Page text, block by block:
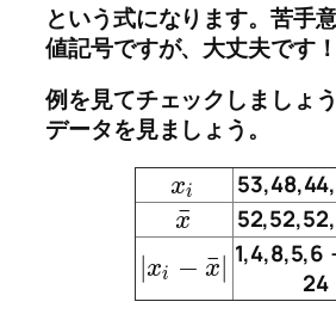
という式になります。苦手
値記号ですが、大丈夫です！
例を見てチェックしましょ
データを見ましょう。
xi
x
¯
|xi − x
¯| 1,4,8,5,6
24